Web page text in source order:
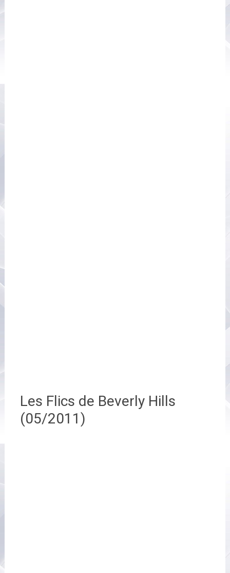
Les Flics de Beverly Hills
(05/2011)